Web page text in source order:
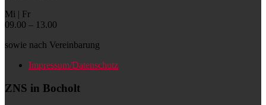
Mi | Fr
09.00 – 13.00
sowie nach Vereinbarung
Impressum/Datenschutz
ZNS in Bocholt